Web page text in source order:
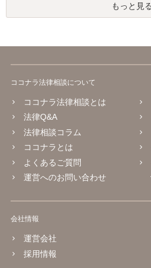
もっと見る
ココナラ法律相談について
ココナラ法律相談とは
法律Q&A
法律相談コラム
ココナラとは
よくあるご質問
運営へのお問い合わせ
会社情報
運営会社
採用情報